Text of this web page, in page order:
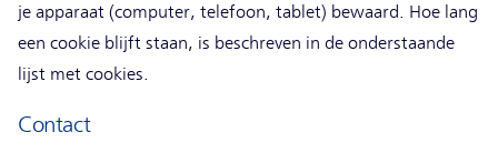
je apparaat (computer, telefoon, tablet) bewaard. Hoe lang
een cookie blijft staan, is beschreven in de onderstaande
lijst met cookies.
Contact